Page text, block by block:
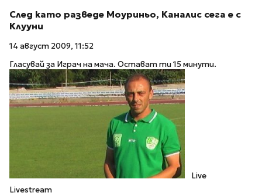
След като разведе Моуриньо, Каналис сега е с
Клууни
14 август 2009, 11:52
Гласувай за Играч на мача. Остават ти 15 минути.
Live
Livestream